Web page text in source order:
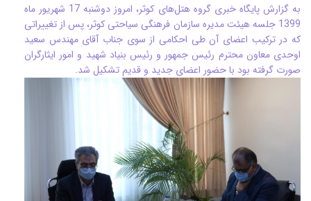
به گزارش پایگاه خبری گروه هتل‌های کوثر، امروز دوشنبه 17 شهریور ماه
1399 جلسه هیئت مدیره سازمان فرهنگی سیاحتی کوثر، پس از تغییراتی
که در ترکیب اعضای آن طی احکامی از سوی جناب آقای مهندس سعید
اوحدی معاون محترم رئیس جمهور و رئیس بنیاد شهید و امور ایثارگران
صورت گرفته بود با حضور اعضای جدید و قدیم تشکیل شد.